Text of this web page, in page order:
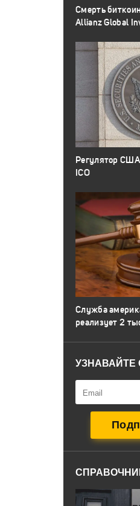
Смерть
Allianz Global
Регулятор
ICO
Служба
реализует 2
УЗНАВАЙТЕ